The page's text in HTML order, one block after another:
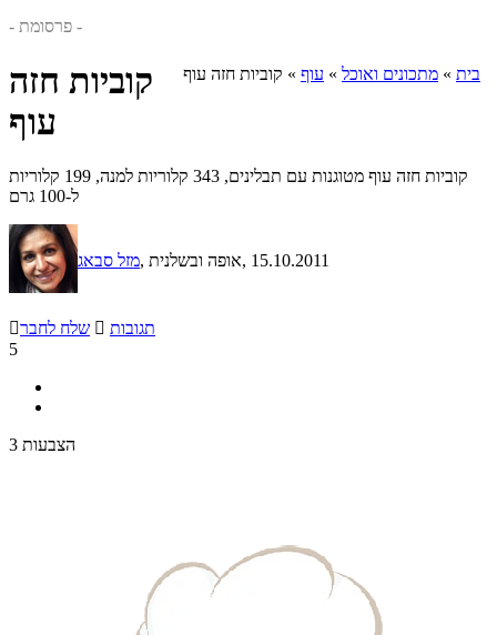
- פרסומת -
בית » מתכונים ואוכל » עוף » קוביות חזה עוף
קוביות חזה
עוף
קוביות חזה עוף מטוגנות עם תבלינים, 343 קלוריות למנה, 199 קלוריות
ל-100 גרם
מזל סבאג , אופה ובשלנית, 15.10.2011
שלח לחבר  תגובות
5
3 הצבעות